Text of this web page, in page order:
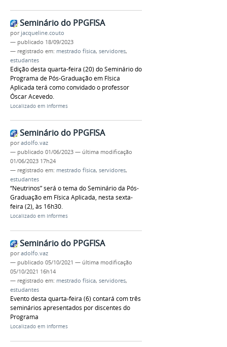
Seminário do PPGFISA
por jacqueline.couto
— publicado 18/09/2023
— registrado em: mestrado física, servidores,
estudantes
Edição desta quarta-feira (20) do Seminário do
Programa de Pós-Graduação em Física
Aplicada terá como convidado o professor
Óscar Acevedo.
Localizado em Informes
Seminário do PPGFISA
poradolfo.vaz
— publicado 01/06/2023 — última modificação
01/06/2023 17h24
— registrado em: mestrado física, servidores,
estudantes
“Neutrinos” será o tema do Seminário da Pós-
Graduação em Física Aplicada, nesta sexta-
feira (2), às 16h30.
Localizado em Informes
Seminário do PPGFISA
poradolfo.vaz
— publicado 05/10/2021 — última modificação
05/10/2021 16h14
— registrado em: mestrado física, servidores,
estudantes
Evento desta quarta-feira (6) contará com três
seminários apresentados por discentes do
Programa
Localizado em Informes